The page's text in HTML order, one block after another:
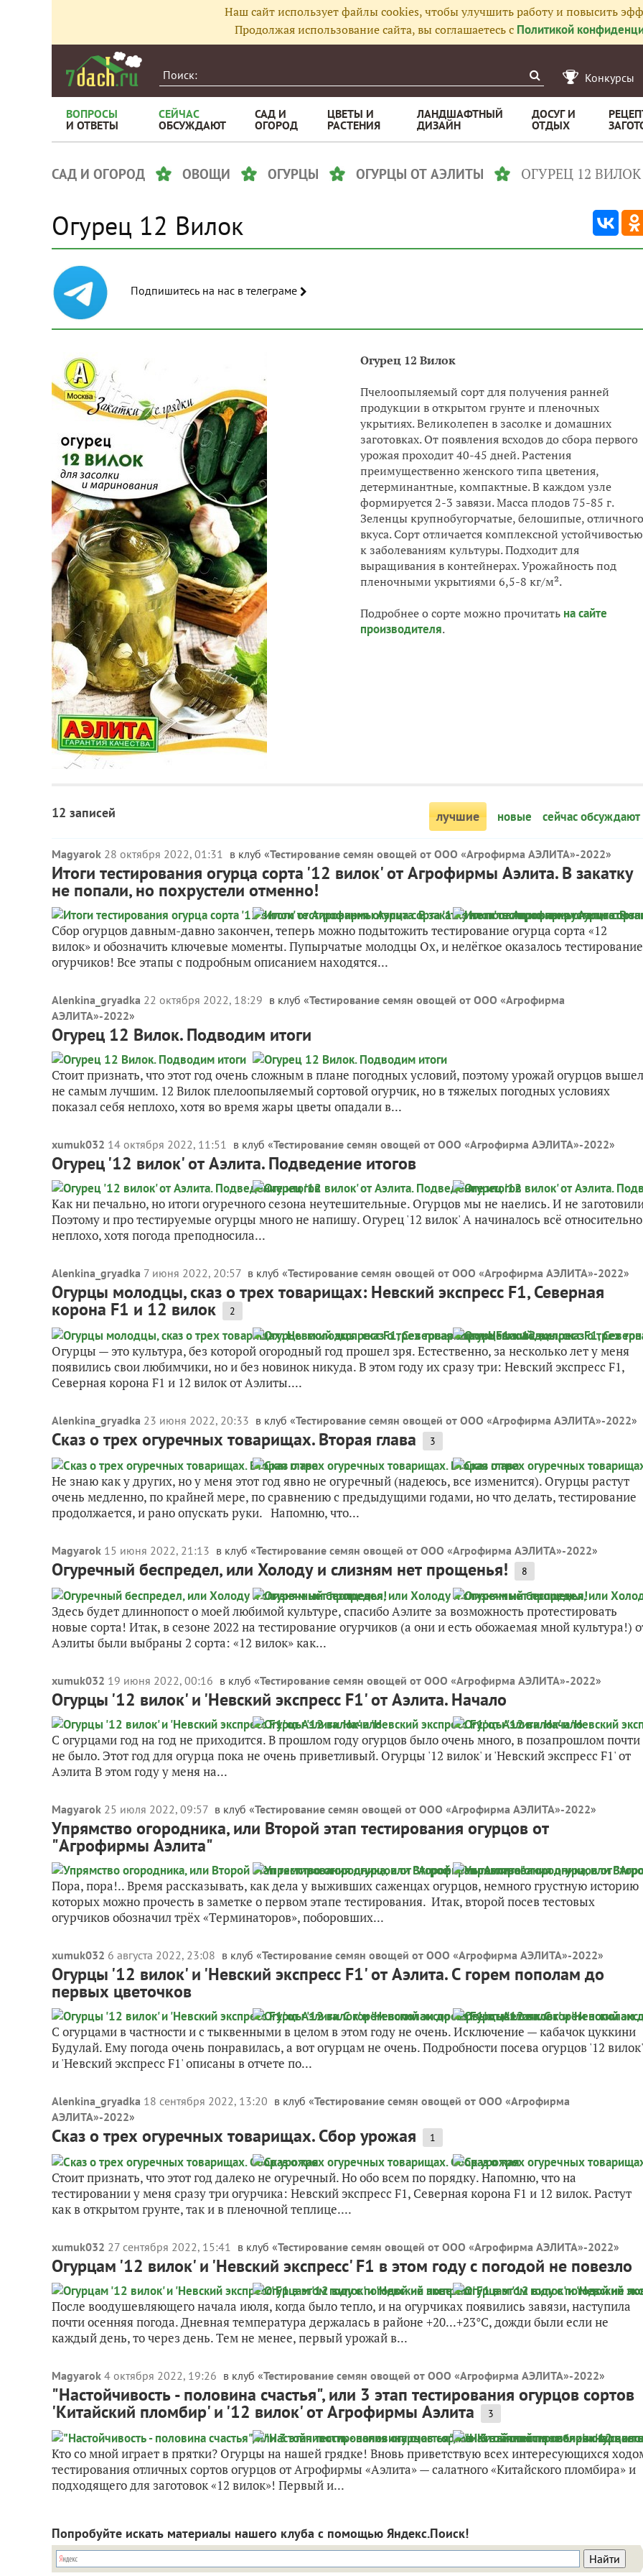
Наш сайт использует файлы cookies, чтобы улучшить работу и повысить
Продолжая использование сайта, вы соглашаетесь с Политикой
Конкурсы
ВОПРОСЫ
И ОТВЕТЫ
СЕЙЧАС
ОБСУЖДАЮТ
САД И
ОГОРОД
ЦВЕТЫ И
РАСТЕНИЯ
ЛАНДШАФТНЫЙ
ДИЗАЙН
ДОСУГ И
ОТДЫХ
САД И ОГОРОД ОВОЩИ ОГУРЦЫ ОГУРЦЫ ОТ АЭЛИТЫ ОГУРЕЦ 12
Огурец 12 Вилок
Подпишитесь на нас в телеграме
Огурец 12 Вилок
Пчелоопыляемый сорт для получения ранней
продукции в открытом грунте и пленочных
укрытиях. Великолепен в засолке и домашних
заготовках. От появления всходов до сбора первого
урожая проходит 40-45 дней. Растения
преимущественно женского типа цветения,
детерминантные, компактные. В каждом узле
формируется 2-3 завязи. Масса плодов 75-85 г.
Зеленцы крупнобугорчатые, белошипые, отличного
вкуса. Сорт отличается комплексной устойчивостью
к заболеваниям культуры. Подходит для
выращивания в контейнерах. Урожайность под
пленочными укрытиями 6,5-8 кг/м².
Подробнее о сорте можно прочитать на сайте
производителя.
12 записей лучшие новые сейчас обсуждают
Magyarok 28 октября 2022, 01:31 в клуб «Тестирование семян овощей от ООО «Агрофирма АЭЛИТА»-2022»
Итоги тестирования огурца сорта '12 вилок' от Агрофирмы Аэлита. В закатку
не попали, но похрустели отменно!
Сбор огурцов давным-давно закончен, теперь можно подытожить тестирование огурца сорта «12
вилок» и обозначить ключевые моменты. Пупырчатые молодцы Ох, и нелёгкое оказалось тестирование
огурчиков! Все этапы с подробным описанием находятся...
Alenkina_gryadka 22 октября 2022, 18:29 в клуб «Тестирование семян овощей от ООО «Агрофирма
АЭЛИТА»-2022»
Огурец 12 Вилок. Подводим итоги
Стоит признать, что этот год очень сложным в плане погодных условий, поэтому урожай огурцов вышел
не самым лучшим. 12 Вилок плелоопыляемый сортовой огурчик, но в тяжелых погодных условиях
показал себя неплохо, хотя во время жары цветы опадали в...
xumuk032 14 октября 2022, 11:51 в клуб «Тестирование семян овощей от ООО «Агрофирма АЭЛИТА»-2022»
Огурец '12 вилок' от Аэлита. Подведение итогов
Как ни печально, но итоги огуречного сезона неутешительные. Огурцов мы не наелись. И не
Поэтому и про тестируемые огурцы много не напишу. Огурец '12 вилок' А начиналось всё относительно
неплохо, хотя погода преподносила...
Alenkina_gryadka 7 июня 2022, 20:57 в клуб «Тестирование семян овощей от ООО «Агрофирма АЭЛИТА»-2022»
Огурцы молодцы, сказ о трех товарищах: Невский экспресс F1, Северная
корона F1 и 12 вилок 2
Огурцы — это культура, без которой огородный год прошел зря. Естественно, за несколько лет у меня
появились свои любимчики, но и без новинок никуда. В этом году их сразу три: Невский экспресс F1,
Северная корона F1 и 12 вилок от Аэлиты....
Alenkina_gryadka 23 июня 2022, 20:33 в клуб «Тестирование семян овощей от ООО «Агрофирма АЭЛИТА»-2022»
Сказ о трех огуречных товарищах. Вторая глава 3
Не знаю как у других, но у меня этот год явно не огуречный (надеюсь, все изменится). Огурцы растут
очень медленно, по крайней мере, по сравнению с предыдущими годами, но что делать, тестирование
продолжается, и рано опускать руки. Напомню, что...
Magyarok 15 июня 2022, 21:13 в клуб «Тестирование семян овощей от ООО «Агрофирма АЭЛИТА»-2022»
Огуречный беспредел, или Холоду и слизням нет прощенья! 8
Здесь будет длиннопост о моей любимой культуре, спасибо Аэлите за возможность протестировать
новые сорта! Итак, в сезоне 2022 на тестирование огурчиков (а они и есть обожаемая мной культура!)
Аэлиты были выбраны 2 сорта: «12 вилок» как...
xumuk032 19 июня 2022, 00:16 в клуб «Тестирование семян овощей от ООО «Агрофирма АЭЛИТА»-2022»
Огурцы '12 вилок' и 'Невский экспресс F1' от Аэлита. Начало
С огурцами год на год не приходится. В прошлом году огурцов было очень много, в позапрошлом почти
не было. Этот год для огурца пока не очень приветливый. Огурцы '12 вилок' и 'Невский экспресс F1' от
Аэлита В этом году у меня на...
Magyarok 25 июля 2022, 09:57 в клуб «Тестирование семян овощей от ООО «Агрофирма АЭЛИТА»-2022»
Упрямство огородника, или Второй этап тестирования огурцов от
"Агрофирмы Аэлита"
Пора, пора!.. Время рассказывать, как дела у выживших саженцах огурцов, немного грустную историю
которых можно прочесть в заметке о первом этапе тестирования. Итак, второй посев тестовых
огурчиков обозначил трёх «Терминаторов», поборовших...
xumuk032 6 августа 2022, 23:08 в клуб «Тестирование семян овощей от ООО «Агрофирма АЭЛИТА»-2022»
Огурцы '12 вилок' и 'Невский экспресс F1' от Аэлита. С горем пополам до
первых цветочков
С огурцами в частности и с тыквенными в целом в этом году не очень. Исключение — кабачок цуккини
Будулай. Ему погода очень понравилась, а вот огурцам не очень. Подробности посева огурцов '12 вилок'
и 'Невский экспресс F1' описаны в отчете по...
Alenkina_gryadka 18 сентября 2022, 13:20 в клуб «Тестирование семян овощей от ООО «Агрофирма
АЭЛИТА»-2022»
Сказ о трех огуречных товарищах. Сбор урожая 1
Стоит признать, что этот год далеко не огуречный. Но обо всем по порядку. Напомню, что на
тестировании у меня сразу три огурчика: Невский экспресс F1, Северная корона F1 и 12 вилок. Растут
как в открытом грунте, так и в пленочной теплице....
xumuk032 27 сентября 2022, 15:41 в клуб «Тестирование семян овощей от ООО «Агрофирма АЭЛИТА»-2022»
Огурцам '12 вилок' и 'Невский экспресс' F1 в этом году с погодой не повезло
После воодушевляющего начала июля, когда было тепло, и на огурчиках появились завязи, наступила
почти осенняя погода. Дневная температура держалась в районе +20...+23°С, дожди были если не
каждый день, то через день. Тем не менее, первый урожай в...
Magyarok 4 октября 2022, 19:26 в клуб «Тестирование семян овощей от ООО «Агрофирма АЭЛИТА»-2022»
"Настойчивость - половина счастья", или 3 этап тестирования огурцов сортов
'Китайский пломбир' и '12 вилок' от Агрофирмы Аэлита 3
Кто со мной играет в прятки? Огурцы на нашей грядке! Вновь приветствую всех интересующихся
тестирования отличных сортов огурцов от Агрофирмы «Аэлита» — салатного «Китайского пломбира» и
подходящего для заготовок «12 вилок»! Первый и...
Попробуйте искать материалы нашего клуба с помощью Яндекс.Поиск!